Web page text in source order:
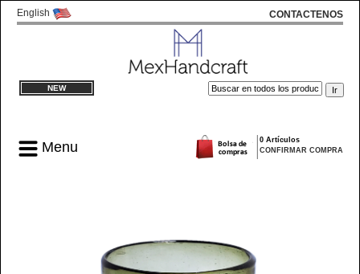
English CONTACTENOS
NEW
Menu
0 Artículos
CONFIRMAR COMPRA